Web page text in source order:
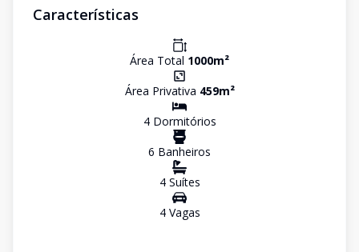
Características
Área Total 1000m²
Área Privativa 459m²
4Dormitórios
6 Banheiros
4Suítes
4Vagas